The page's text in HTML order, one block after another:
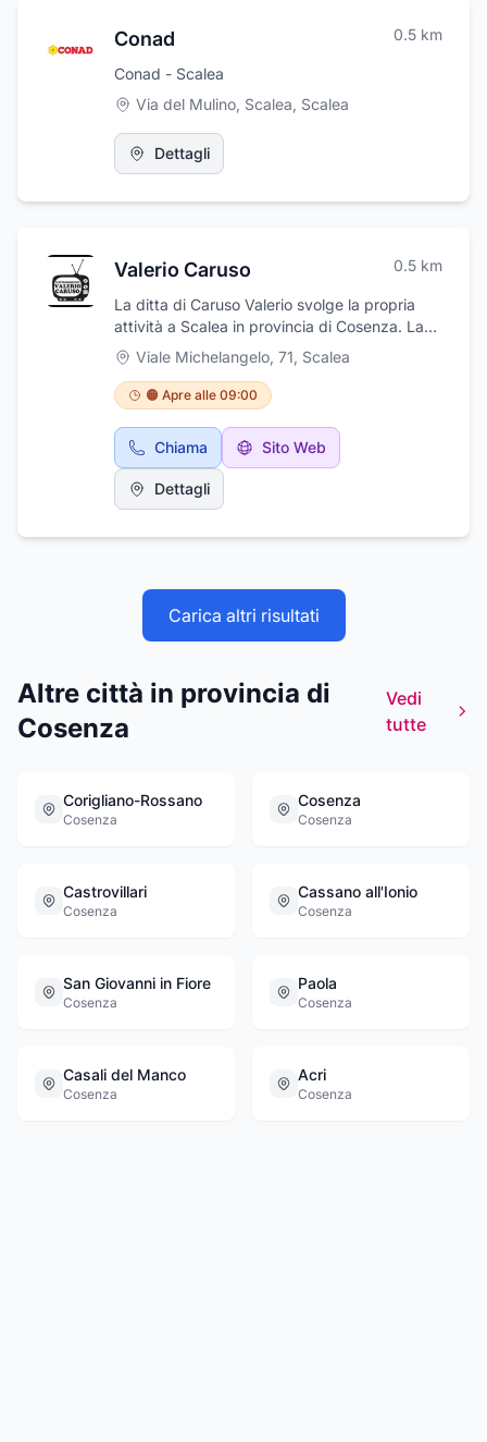
Conad 0.5 km
Conad - Scalea
Via del Mulino, Scalea, Scalea
Dettagli
Valerio Caruso 0.5 km
La ditta di Caruso Valerio svolge la propria
attività a Scalea in provincia di Cosenza. La
ditta di Caruso Valerio opera nel settore da
diversi anni con professione e competenze
maturate negli anni nel settore degli impianti
TV e antenne e degli impianti di
climatizzazione. La ditta di Caruso Valerio
dedica la sua professionalità all'assistenza e
manutenzione di elettrodomestici ed
all'istallazione di impianti TV-SAT analogici,
Valerio progetta e realizza impianti nel campo
di diverse tipologie.
Viale Michelangelo, 71, Scalea
🟠 Apre alle 09:00
Chiama Sito Web
Dettagli
Carica altri risultati
Altre città in provincia di
Cosenza
Vedi
tutte
Corigliano-Rossano
Cosenza
Cosenza
Cosenza
Castrovillari
Cosenza
Cassano all'Ionio
Cosenza
San Giovanni in Fiore
Cosenza
Paola
Cosenza
Casali del Manco
Cosenza
Acri
Cosenza